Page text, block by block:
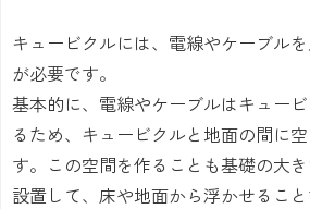
キュービクルには、電線やケーブル
が必要です。
基本的に、電線やケーブルはキュー
るため、キュービクルと地面の間に
す。この空間を作ることも基礎の大
設置して、床や地面から浮かせるこ